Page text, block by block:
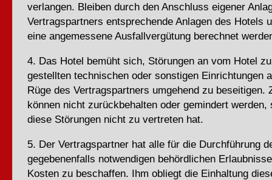
verlangen. Bleiben durch den Anschluss eigener
Vertragspartners entsprechende Anlagen des Hotels
eine angemessene Ausfallvergütung berechnet
4. Das Hotel bemüht sich, Störungen an vom Hotel
gestellten technischen oder sonstigen Einrichtungen
Rüge des Vertragspartners umgehend zu beseitigen.
können nicht zurückbehalten oder gemindert werden,
diese Störungen nicht zu vertreten hat.
5. Der Vertragspartner hat alle für die Durchführung
gegebenenfalls notwendigen behördlichen
Kosten zu beschaffen. Ihm obliegt die Einhaltung